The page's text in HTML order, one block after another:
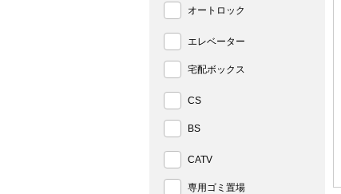
オートロック
エレベーター
宅配ボックス
CS
BS
CATV
専用ゴミ置場